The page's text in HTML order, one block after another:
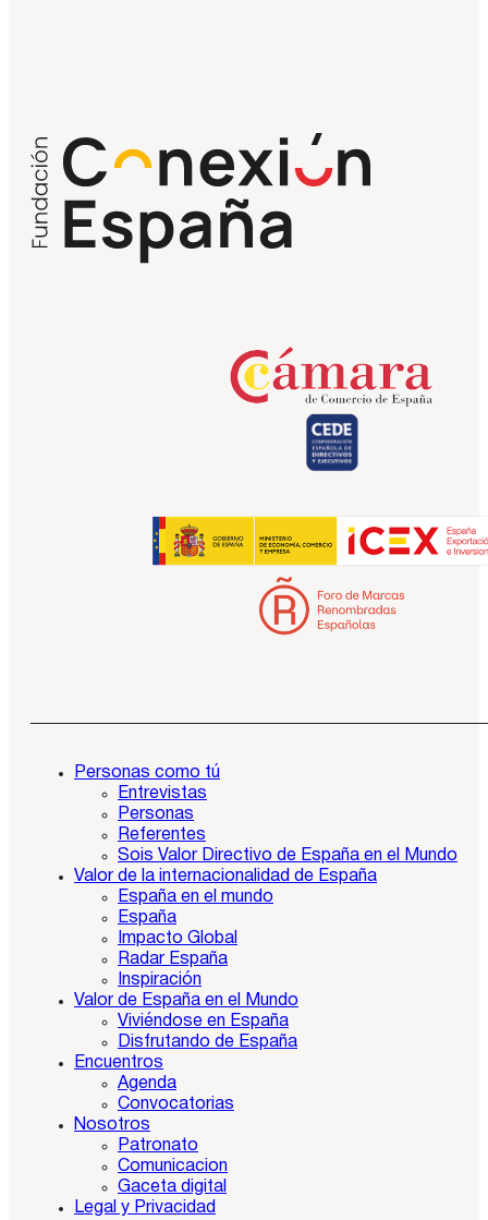
Personas como tú
Entrevistas
Personas
Referentes
Sois Valor Directivo de España en el Mundo
Valor de la internacionalidad de España
España en el mundo
España
Impacto Global
Radar España
Inspiración
Valor de España en el Mundo
Viviéndose en España
Disfrutando de España
Encuentros
Agenda
Convocatorias
Nosotros
Patronato
Comunicacion
Gaceta digital
Legal y Privacidad